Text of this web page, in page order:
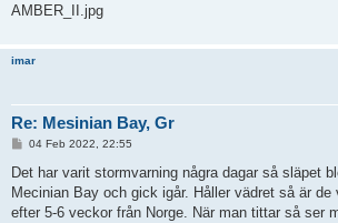
AMBER_II.jpg
imar
Re: Mesinian Bay, Gr
P
s
04 Feb 2022, 22:55
Det har varit stormvarning några dagar så släpet
Mecinian Bay och gick igår. Håller vädret så är
efter 5-6 veckor från Norge. När man tittar så ser